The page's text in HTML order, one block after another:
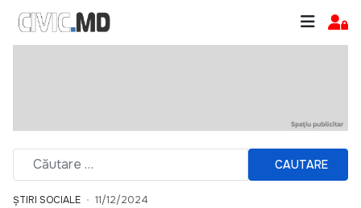
CAUTARE
ȘTIRI SOCIALE 11/12/2024